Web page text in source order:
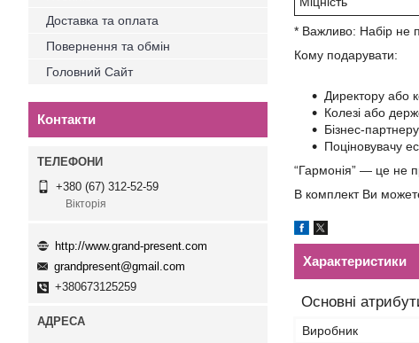
* Важливо: Набір не
Кому подарувати:
Директору або
Колезі або
Бізнес-
Поціновувачу
“Гармонія” — це не
В комплект Ви
Характеристики
Основні
Виробник
Доставка та оплата
Повернення та обмін
Головний Сайт
Контакти
+380 (67) 312-52-59
Вікторія
http://www.grand-present.com
grandpresent@gmail.com
+380673125259